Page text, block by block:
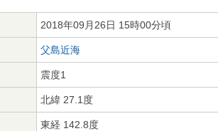
2018年09月26日 15時00分頃
父島近海
震度1
北緯 27.1度
東経 142.8度